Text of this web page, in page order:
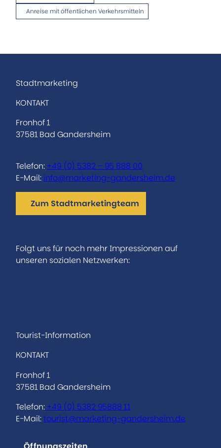
Anreise mit öffentlichen Verkehrsmitteln
Stadtmarketing
KONTAKT
Fronhof 1
37581 Bad Gandersheim
Telefon: +49 (0) 5382 – 95 888 00
E-Mail: info@marketing-gandersheim.de
Zum Stadtmarketingteam
Folgt uns für noch mehr Impressionen auf
unseren sozialen Netzwerken:
a
r
a
m
b
o
k
Tourist-Information
KONTAKT
Fronhof 1
37581 Bad Gandersheim
Telefon: +49 (0) 5382 95888 11
E-Mail:tourist@marketing-gandersheim.de